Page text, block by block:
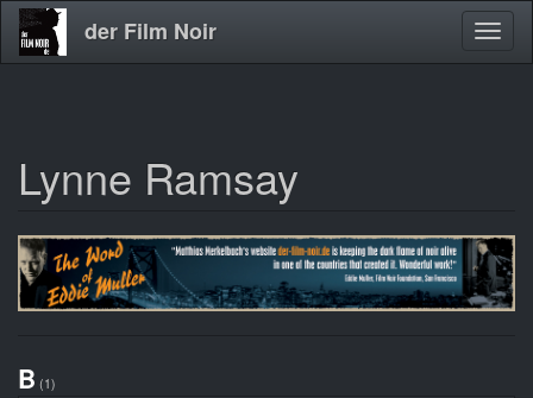
Direkt
zum
der Film Noir
Lynne Ramsay
B (1)